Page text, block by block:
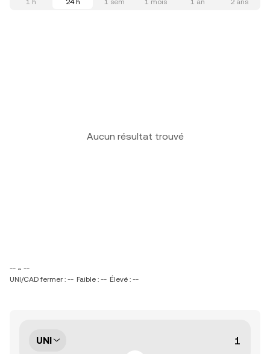
1 h 24 h 1 sem 1 mois 1 an 2 ans
Aucun résultat trouvé
-- ~ --
UNI/CAD fermer : -- Faible : -- Élevé : --
UNI